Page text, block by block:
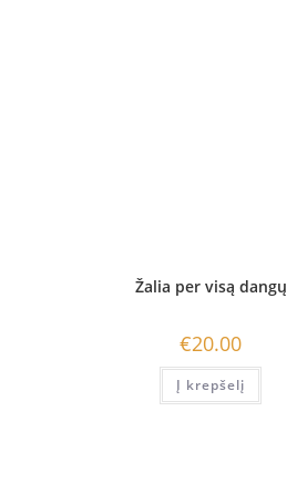
Žalia per visą dangų
€20.00
Į krepšelį